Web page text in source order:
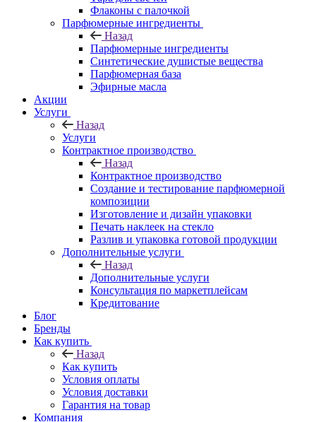
Флаконы с палочкой
Парфюмерные ингредиенты
Назад
Парфюмерные ингредиенты
Синтетические душистые вещества
Парфюмерная база
Эфирные масла
Акции
Услуги
Назад
Услуги
Контрактное производство
Назад
Контрактное производство
Создание и тестирование парфюмерной
композиции
Изготовление и дизайн упаковки
Печать наклеек на стекло
Разлив и упаковка готовой продукции
Дополнительные услуги
Назад
Дополнительные услуги
Консультация по маркетплейсам
Кредитование
Блог
Бренды
Как купить
Назад
Как купить
Условия оплаты
Условия доставки
Гарантия на товар
Компания